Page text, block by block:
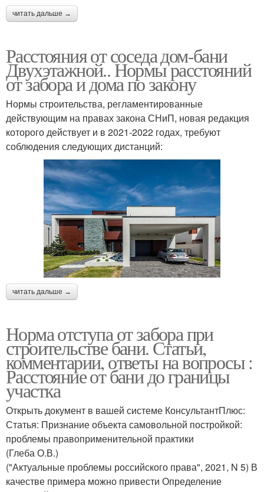
читать дальше →
Расстояния от соседа дом-бани
Двухэтажной.. Нормы расстояний
от забора и дома по закону
Нормы строительства, регламентированные
действующим на правах закона СНиП, новая редакция
которого действует и в 2021-2022 годах, требуют
соблюдения следующих дистанций:
читать дальше →
Норма отступа от забора при
строительстве бани. Статьи,
комментарии, ответы на вопросы :
Расстояние от бани до границы
участка
Открыть документ в вашей системе КонсультантПлюс:
Статья: Признание объекта самовольной постройкой:
проблемы правоприменительной практики
(Глеба О.В.)
("Актуальные проблемы российского права", 2021, N 5) В
качестве примера можно привести Определение